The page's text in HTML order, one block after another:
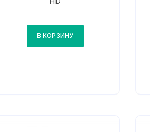
В КОРЗИНУ